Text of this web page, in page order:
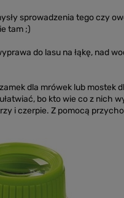
sprowadzenia tego czy
tam ;)
do lasu na łąkę, nad
dla mrówek lub mostek
bo kto wie co z nich
i czerpie. Z pomocą